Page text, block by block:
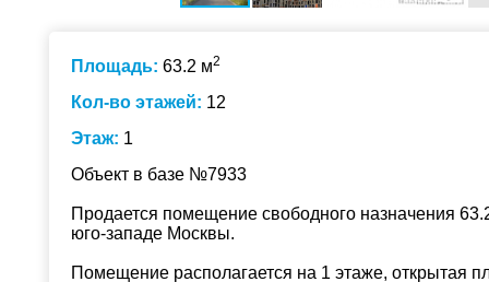
Площадь: 63.2 м2
Кол-во этажей: 12
Этаж: 1
Объект в базе №7933
Продается помещение свободного назначения
юго-западе Москвы.
Помещение располагается на 1 этаже, открытая